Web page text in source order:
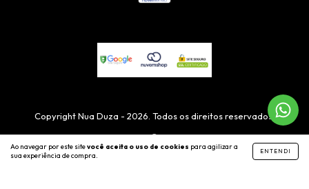
Ao navegar por este sitevocê aceita o uso de cookies para agilizar a
sua experiência de compra.
ENTENDI
Copyright Nua Duza - 2026. Todos os direitos reservados.